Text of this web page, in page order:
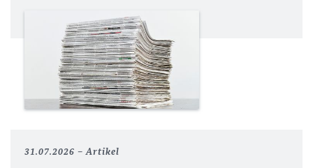
31.07.2026 Artikel